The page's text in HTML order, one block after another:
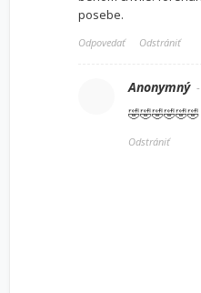
posebe.
Odpovedať Odstrániť
Anonymný
🤣🤣🤣🤣🤣🤣
Odstrániť